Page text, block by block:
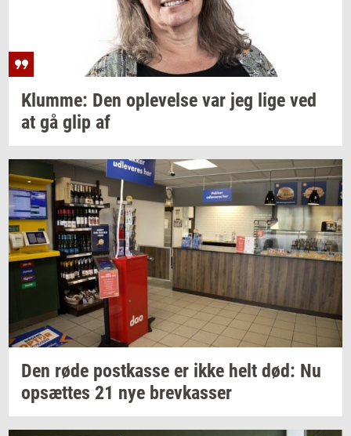
Klum­me: Den op­le­vel­se var jeg lige ved
at gå glip af
Den røde po­st­kas­se er ikke helt død: Nu
op­sæt­tes 21 nye brev­kas­ser